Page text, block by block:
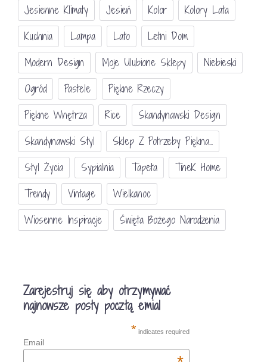
Jesienne Klimaty
Jesień Kolor
Kolory Lata
Kuchnia
Lampa Lato
Letni Dom
Modern Design
Moje Ulubione Sklepy
Niebieski
Ogród
Pastele
Piękne Rzeczy
Piękne Wnętrza
Rice
Skandynawski Design
Skandynawski Styl
Sklep Z Potrzeby Piękna...
Styl Życia
Sypialnia Tapeta
TineK Home
Trendy
Vintage
Wielkanoc
Wiosenne Inspiracje
Święta Bożego Narodzenia
Zarejestruj się aby otrzymywać
najnowsze posty pocztą emial
* indicates required
Email